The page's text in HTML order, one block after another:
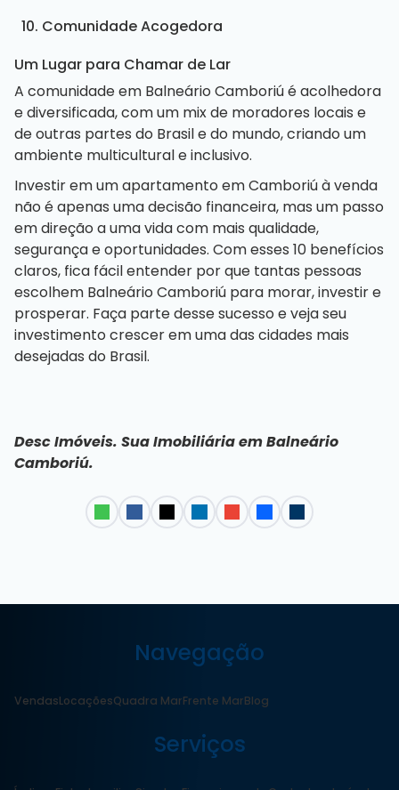
10. Comunidade Acogedora
Um Lugar para Chamar de Lar
A comunidade em Balneário Camboriú é acolhedora
e diversificada, com um mix de moradores locais e
de outras partes do Brasil e do mundo, criando um
ambiente multicultural e inclusivo.
Investir em umapartamento em Camboriúà venda
não é apenas uma decisão financeira, mas um passo
em direção a uma vida com mais qualidade,
segurança e oportunidades. Com esses 10 benefícios
claros, fica fácil entender por que tantas pessoas
escolhem Balneário Camboriú para morar, investir e
prosperar. Faça parte desse sucesso e veja seu
investimento crescer em uma das cidades mais
desejadas do Brasil.
Desc Imóveis. SuaImobiliária em Balneário
Camboriú.
Navegação
VendasLocaçõesQuadra MarFrente MarBlog
Serviços